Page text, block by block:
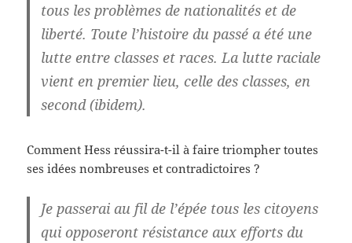
tous les problèmes de nationalités et de
liberté. Toute l’histoire du passé a été une
lutte entre classes et races. La lutte raciale
vient en premier lieu, celle des classes, en
second (ibidem).
Comment Hess réussira-t-il à faire triompher toutes
ses idées nombreuses et contradictoires ?
Je passerai au fil de l’épée tous les citoyens
qui opposeront résistance aux efforts du